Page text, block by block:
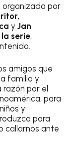
organizada por
yJan
serie,
amigos que
familia y
razón por el
para
y
para
callarnos ante